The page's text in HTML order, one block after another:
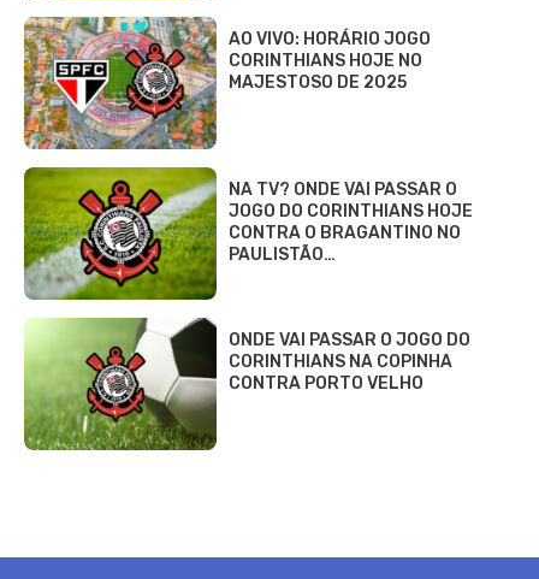
AO VIVO: HORÁRIO JOGO
CORINTHIANS HOJE NO
MAJESTOSO DE 2025
NA TV? ONDE VAI PASSAR O
JOGO DO CORINTHIANS HOJE
CONTRA O BRAGANTINO NO
PAULISTÃO…
ONDE VAI PASSAR O JOGO DO
CORINTHIANS NA COPINHA
CONTRA PORTO VELHO